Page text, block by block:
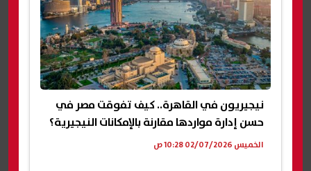
نيجيريون في القاهرة.. كيف تفوقت مصر في
حسن إدارة مواردها مقارنة بالإمكانات النيجيرية؟
الخميس 02/07/2026 10:28 ص